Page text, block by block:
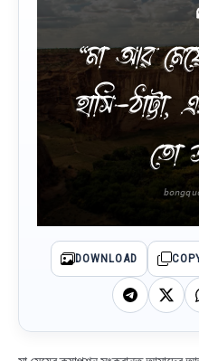
“মা আর
হাসি-
তো
DOWNLOAD